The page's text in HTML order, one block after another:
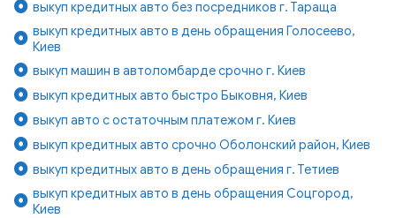
выкуп кредитных авто без посредников г. Тараща
выкуп кредитных авто в день обращения Голосеево,
Киев
выкуп машин в автоломбарде срочно г. Киев
выкуп кредитных авто быстро Быковня, Киев
выкуп авто с остаточным платежом г. Киев
выкуп кредитных авто срочно Оболонский район, Киев
выкуп кредитных авто в день обращения г. Тетиев
выкуп кредитных авто в день обращения Соцгород,
Киев